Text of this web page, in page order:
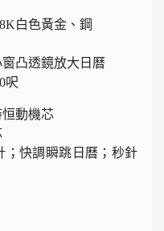
白色黃金、鋼
透鏡放大日曆
呎
動機芯
調瞬跳日曆；秒針